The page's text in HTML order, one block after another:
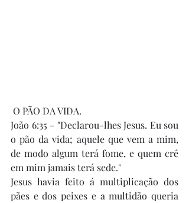
O PÃO DA VIDA.
João 6:35 - "Declarou-lhes Jesus. Eu sou
o pão da vida; aquele que vem a mim,
de modo algum terá fome, e quem crê
em mim jamais terá sede."
Jesus havia feito á multiplicação dos
pães e dos peixes e a multidão queria